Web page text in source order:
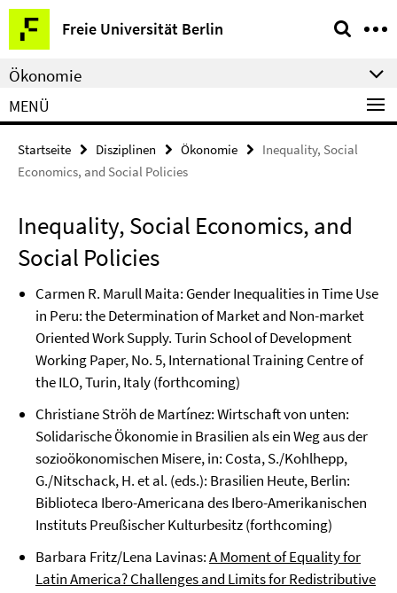
Springe
direkt
zu
Inhalt
Freie Universität Berlin
Service-
Navigation
Ökonomie
MENÜ
Startseite Disziplinen Ökonomie
Inequality, Social
Economics, and Social Policies
Inequality, Social Economics, and
Social Policies
Carmen R. Marull Maita: Gender Inequalities in Time Use
in Peru: the Determination of Market and Non-market
Oriented Work Supply. Turin School of Development
Working Paper, No. 5, International Training Centre of
the ILO, Turin, Italy (forthcoming)
Christiane Ströh de Martínez: Wirtschaft von unten:
Solidarische Ökonomie in Brasilien als ein Weg aus der
sozioökonomischen Misere, in: Costa, S./Kohlhepp,
G./Nitschack, H. et al. (eds.): Brasilien Heute, Berlin:
Biblioteca Ibero-Americana des Ibero-Amerikanischen
Instituts Preußischer Kulturbesitz (forthcoming)
Barbara Fritz/Lena Lavinas:A Moment of Equality for
Latin America? Challenges and Limits for Redistributive